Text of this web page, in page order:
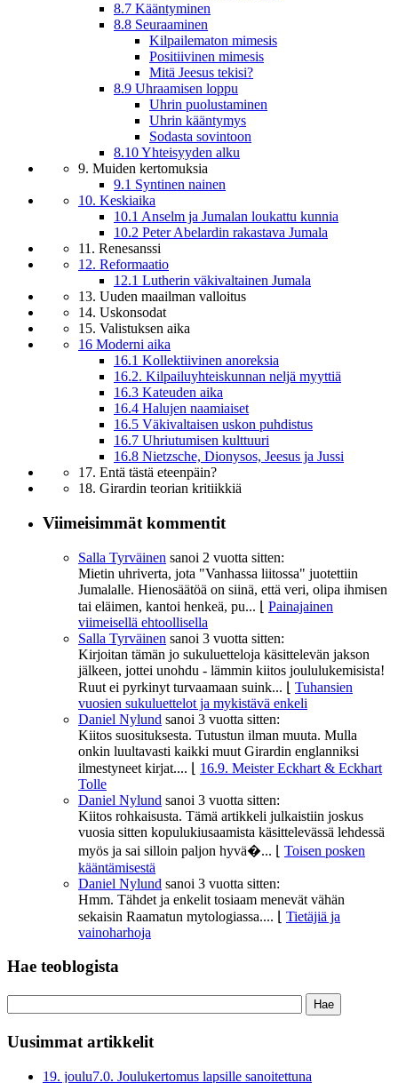
8.7 Kääntyminen
8.8 Seuraaminen
Kilpailematon mimesis
Positiivinen mimesis
Mitä Jeesus tekisi?
8.9 Uhraamisen loppu
Uhrin puolustaminen
Uhrin kääntymys
Sodasta sovintoon
8.10 Yhteisyyden alku
9. Muiden kertomuksia
9.1 Syntinen nainen
10. Keskiaika
10.1 Anselm ja Jumalan loukattu kunnia
10.2 Peter Abelardin rakastava Jumala
11. Renesanssi
12. Reformaatio
12.1 Lutherin väkivaltainen Jumala
13. Uuden maailman valloitus
14. Uskonsodat
15. Valistuksen aika
16 Moderni aika
16.1 Kollektiivinen anoreksia
16.2. Kilpailuyhteiskunnan neljä myyttiä
16.3 Kateuden aika
16.4 Halujen naamiaiset
16.5 Väkivaltaisen uskon puhdistus
16.7 Uhriutumisen kulttuuri
16.8 Nietzsche, Dionysos, Jeesus ja Jussi
17. Entä tästä eteenpäin?
18. Girardin teorian kritiikkiä
Viimeisimmät kommentit
Salla Tyrväinen sanoi 2 vuotta sitten:
Mietin uhriverta, jota "Vanhassa liitossa" juotettiin
Jumalalle. Hienosäätöä on siinä, että veri, olipa ihmisen
tai eläimen, kantoi henkeä, pu...
Painajainen
viimeisellä ehtoollisella
Salla Tyrväinen sanoi 3 vuotta sitten:
Kirjoitan tämän jo sukuluetteloja käsittelevän jakson
jälkeen, jottei unohdu - lämmin kiitos joululukemisista!
Ruut ei pyrkinyt turvaamaan suink...
Tuhansien
vuosien sukuluettelot ja mykistävä enkeli
Daniel Nylund sanoi 3 vuotta sitten:
Kiitos suosituksesta. Tutustun ilman muuta. Mulla
onkin luultavasti kaikki muut Girardin englanniksi
ilmestyneet kirjat....
16.9. Meister Eckhart & Eckhart
Tolle
Daniel Nylund sanoi 3 vuotta sitten:
Kiitos rohkaisusta. Tämä artikkeli julkaistiin joskus
vuosia sitten kopulukiusaamista käsittelevässä lehdessä
myös ja sai silloin paljon hyvä�...
Toisen posken
kääntämisestä
Daniel Nylund sanoi 3 vuotta sitten:
Hmm. Tähdet ja enkelit tosiaam menevät vähän
sekaisin Raamatun mytologiassa....
Tietäjiä ja
vainoharhoja
Hae teoblogista
Uusimmat artikkelit
19. joulu7.0. Joulukertomus lapsille sanoitettuna